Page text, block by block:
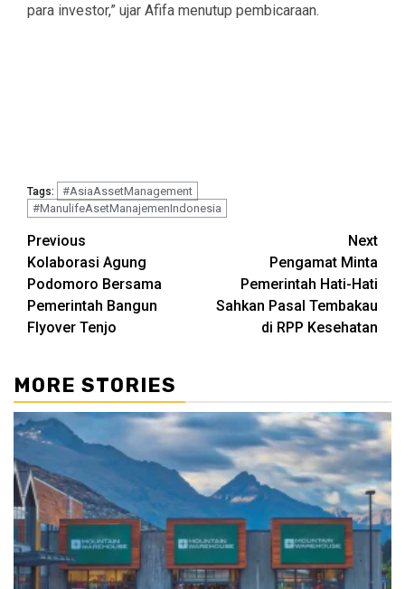
para investor,” ujar Afifa menutup pembicaraan.
Tags:
#AsiaAssetManagement
#ManulifeAsetManajemenIndonesia
Continue
Reading
Previous
Kolaborasi Agung
Podomoro Bersama
Pemerintah Bangun
Flyover Tenjo
Next
Pengamat Minta
Pemerintah Hati-Hati
Sahkan Pasal Tembakau
di RPP Kesehatan
MORE STORIES